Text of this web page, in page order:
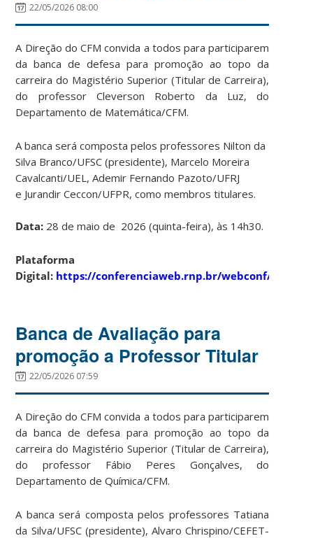
22/05/2026 08:00
A Direção do CFM convida a todos para participarem
da banca de defesa para promoção ao topo da
carreira do Magistério Superior (Titular de Carreira),
do professor Cleverson Roberto da Luz, do
Departamento de Matemática/CFM.
A banca será composta pelos professores Nilton da
Silva Branco/UFSC (presidente), Marcelo Moreira
Cavalcanti/UEL, Ademir Fernando Pazoto/UFRJ
e Jurandir Ceccon/UFPR, como membros titulares.
Data: 28 de maio de 2026 (quinta-feira), às 14h30.
Plataforma
Digital: https://conferenciaweb.rnp.br/webconf/
Banca de Avaliação para
promoção a Professor Titular
22/05/2026 07:59
A Direção do CFM convida a todos para participarem
da banca de defesa para promoção ao topo da
carreira do Magistério Superior (Titular de Carreira),
do professor Fábio Peres Gonçalves, do
Departamento de Química/CFM.
A banca será composta pelos professores Tatiana
da Silva/UFSC (presidente), Alvaro Chrispino/CEFET-